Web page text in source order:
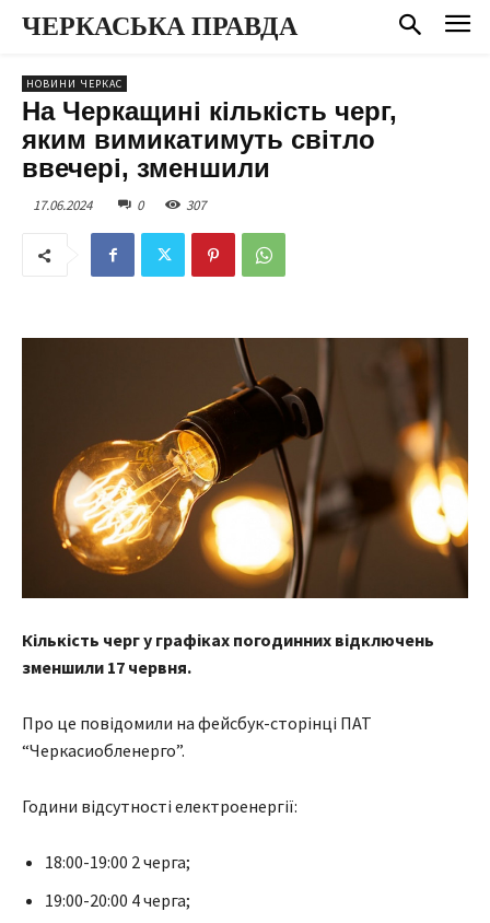
ЧЕРКАСЬКА ПРАВДА
НОВИНИ ЧЕРКАС
На Черкащині кількість черг,
яким вимикатимуть світло
ввечері, зменшили
17.06.2024 0 307
Кількість черг у графіках погодинних відключень
зменшили 17 червня.
Про це повідомили на фейсбук-сторінці ПАТ
“Черкасиобленерго”.
Години відсутності електроенергії:
18:00-19:00 2 черга;
19:00-20:00 4 черга;